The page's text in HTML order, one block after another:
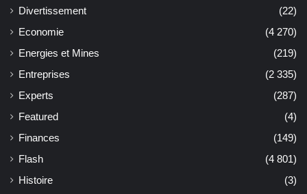
Divertissement
(22)
Economie
(4 270)
Energies et Mines
(219)
Entreprises
(2 335)
Experts
(287)
Featured
(4)
Finances
(149)
Flash
(4 801)
Histoire
(3)